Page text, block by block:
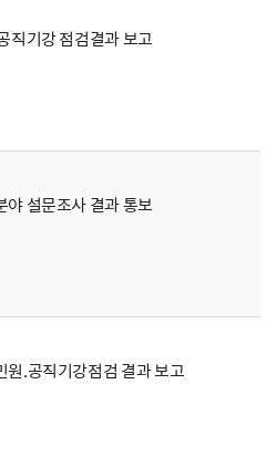
직기강 점검결과 보고
야 설문조사 결과 통보
원.공직기강점검 결과 보고